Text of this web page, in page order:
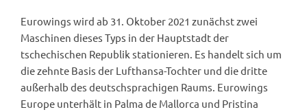
Eurowings wird ab 31. Oktober 2021 zunächst zwei
Maschinen dieses Typs in der Hauptstadt der
tschechischen Republik stationieren. Es handelt sich um
die zehnte Basis der Lufthansa-Tochter und die dritte
außerhalb des deutschsprachigen Raums. Eurowings
Europe unterhält in Palma de Mallorca und Pristina